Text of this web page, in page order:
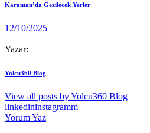
Karaman’da Gezilecek Yerler
12/10/2025
Yazar:
Yolcu360 Blog
View all posts byYolcu360 Blog
linkedininstagramm
Yorum Yaz